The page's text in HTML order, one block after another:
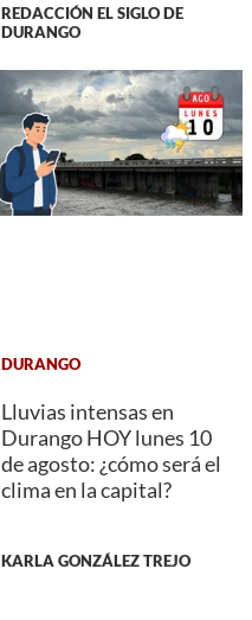
REDACCIÓN EL SIGLO DE
DURANGO
DURANGO
Lluvias intensas en
Durango HOY lunes 10
de agosto: ¿cómo será el
clima en la capital?
KARLA GONZÁLEZ TREJO